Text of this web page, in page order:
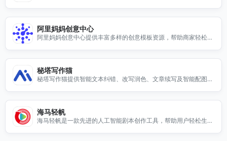
阿里妈妈创意中心
阿里妈妈创意中心提供丰富多样的创意模板资源，帮助商家轻松制
创意中心，获取灵感，提升您的广告创意水平，让您的产品更具吸
引力，助力销售增长。
秘塔写作猫
秘塔写作猫提供智能文本纠错、改写润色、文章续写及智能配图等
海马轻帆
海马轻帆是一款先进的人工智能剧本创作工具，帮助用户轻松生成